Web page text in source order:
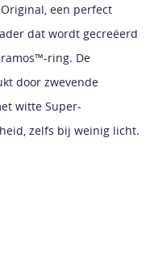
een perfect
dat wordt gecreëerd
ring. De
door zwevende
witte Super-
zelfs bij weinig licht.